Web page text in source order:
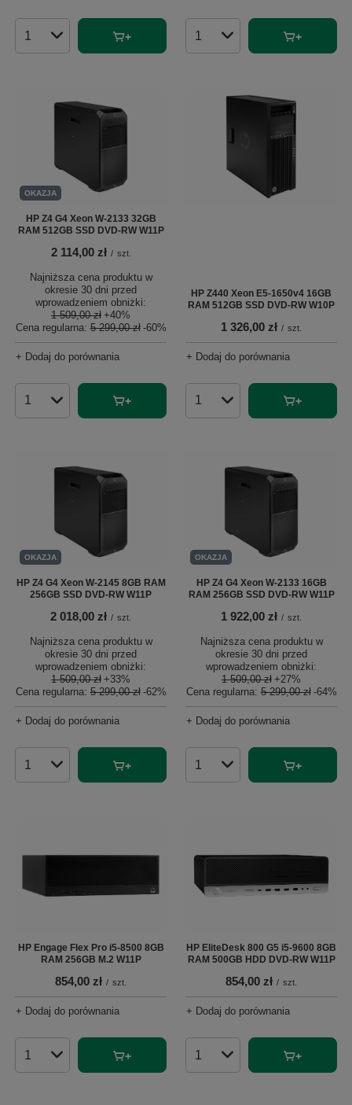
Ilość produktów Ilość produktów
OKAZJA
HP Z4 G4 Xeon W-2133 32GB
RAM 512GB SSD DVD-RW W11P
2 114,00 zł / szt.
Najniższa cena produktu w
okresie 30 dni przed
wprowadzeniem obniżki:
1 509,00 zł +40%
Cena regularna:5 299,00 zł -60%
+ Dodaj do porównania
Ilość produktów
HP Z440 Xeon E5-1650v4 16GB
RAM 512GB SSD DVD-RW W10P
1 326,00 zł / szt.
+ Dodaj do porównania
Ilość produktów
OKAZJA
HP Z4 G4 Xeon W-2145 8GB RAM
256GB SSD DVD-RW W11P
2 018,00 zł / szt.
Najniższa cena produktu w
okresie 30 dni przed
wprowadzeniem obniżki:
1 509,00 zł +33%
Cena regularna:5 299,00 zł -62%
+ Dodaj do porównania
Ilość produktów
OKAZJA
HP Z4 G4 Xeon W-2133 16GB
RAM 256GB SSD DVD-RW W11P
1 922,00 zł / szt.
Najniższa cena produktu w
okresie 30 dni przed
wprowadzeniem obniżki:
1 509,00 zł +27%
Cena regularna:5 299,00 zł -64%
+ Dodaj do porównania
Ilość produktów
HP Engage Flex Pro i5-8500 8GB
RAM 256GB M.2 W11P
854,00 zł / szt.
+ Dodaj do porównania
Ilość produktów
HP EliteDesk 800 G5 i5-9600 8GB
RAM 500GB HDD DVD-RW W11P
854,00 zł / szt.
+ Dodaj do porównania
Ilość produktów